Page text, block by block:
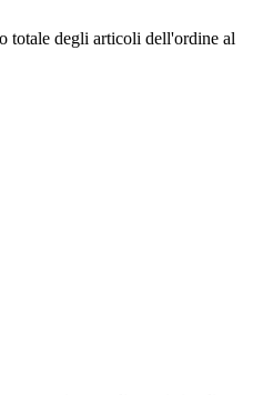
totale degli articoli dell'ordine al